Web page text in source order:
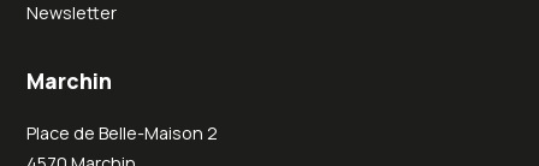
Newsletter
Marchin
Place de Belle-Maison 2